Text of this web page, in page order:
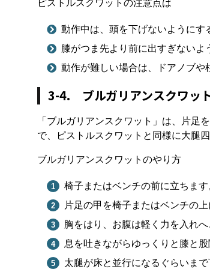
ピストルスクワットの注意点は
動作中は、頭を下げないようにす
膝がつま先より前に出すぎないよ
動作が難しい場合は、ドアノブや
3-4. ブルガリアンスクワッ
「ブルガリアンスクワット」は、片足
で、ピストルスクワットと同様に大腿
ブルガリアンスクワットのやり方
椅子またはベンチの前に立ちます
片足の甲を椅子またはベンチの上
胸をはり、お腹は軽く力を入れへ
息を吐きながらゆっくりと膝と
太腿が床と並行になるぐらいま